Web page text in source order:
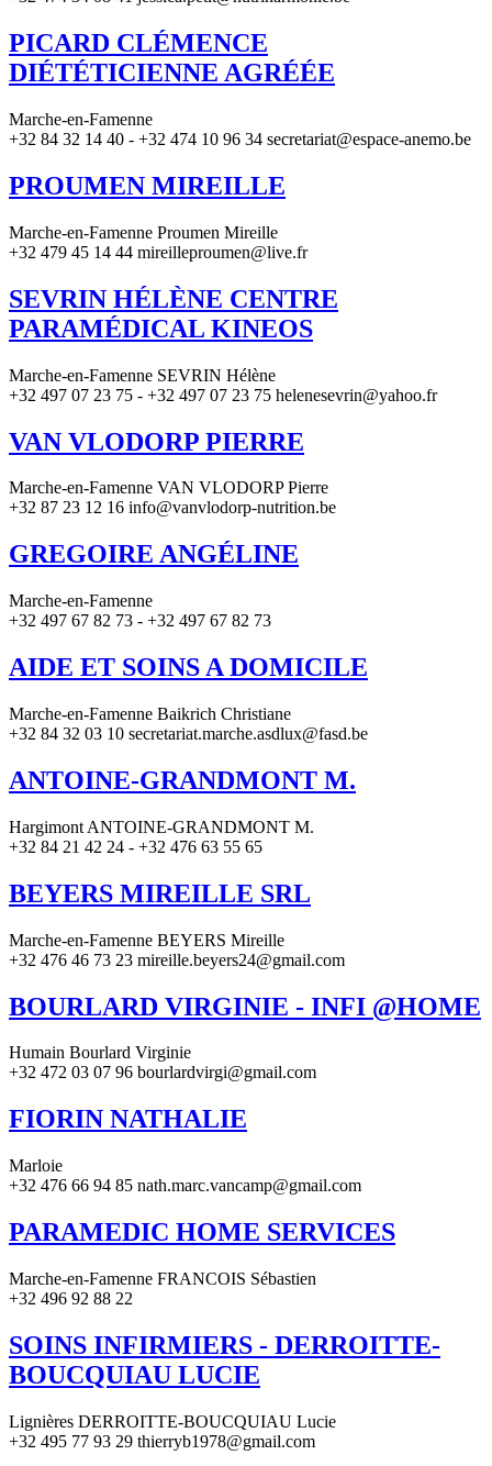
PICARD CLÉMENCE
DIÉTÉTICIENNE AGRÉÉE
Marche-en-Famenne
+32 84 32 14 40 - +32 474 10 96 34 secretariat@espace-anemo.be
PROUMEN MIREILLE
Marche-en-Famenne Proumen Mireille
+32 479 45 14 44 mireilleproumen@live.fr
SEVRIN HÉLÈNE CENTRE
PARAMÉDICAL KINEOS
Marche-en-Famenne SEVRIN Hélène
+32 497 07 23 75 - +32 497 07 23 75 helenesevrin@yahoo.fr
VAN VLODORP PIERRE
Marche-en-Famenne VAN VLODORP Pierre
+32 87 23 12 16 info@vanvlodorp-nutrition.be
GREGOIRE ANGÉLINE
Marche-en-Famenne
+32 497 67 82 73 - +32 497 67 82 73
AIDE ET SOINS A DOMICILE
Marche-en-Famenne Baikrich Christiane
+32 84 32 03 10 secretariat.marche.asdlux@fasd.be
ANTOINE-GRANDMONT M.
Hargimont ANTOINE-GRANDMONT M.
+32 84 21 42 24 - +32 476 63 55 65
BEYERS MIREILLE SRL
Marche-en-Famenne BEYERS Mireille
+32 476 46 73 23 mireille.beyers24@gmail.com
BOURLARD VIRGINIE - INFI @HOME
Humain Bourlard Virginie
+32 472 03 07 96 bourlardvirgi@gmail.com
FIORIN NATHALIE
Marloie
+32 476 66 94 85 nath.marc.vancamp@gmail.com
PARAMEDIC HOME SERVICES
Marche-en-Famenne FRANCOIS Sébastien
+32 496 92 88 22
SOINS INFIRMIERS - DERROITTE-
BOUCQUIAU LUCIE
Lignières DERROITTE-BOUCQUIAU Lucie
+32 495 77 93 29 thierryb1978@gmail.com